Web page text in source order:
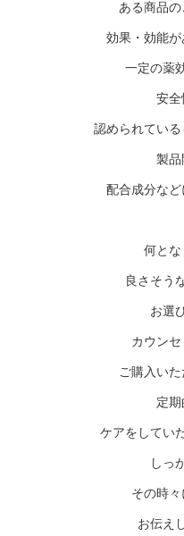
ある商品の
効果・効能
一定の薬
安全
認められている
製品
配合成分など
何と
良さそう
お選
カウン
ご購入い
定
ケアをしてい
しっ
その時
お伝え